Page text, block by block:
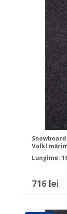
Volkl
Lungime:
716 lei